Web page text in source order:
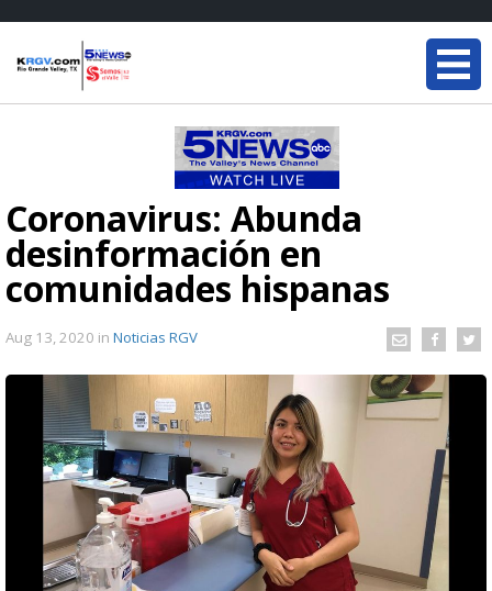
Coronavirus: Abunda
desinformación en
comunidades hispanas
Aug 13, 2020 in Noticias RGV